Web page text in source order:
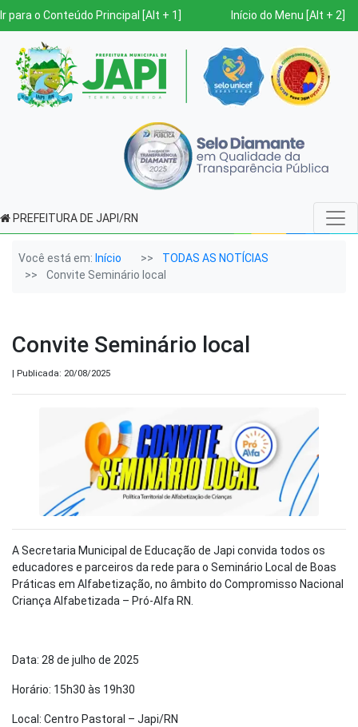
Ir para o Conteúdo Principal [Alt + 1] Início do Menu [Alt + 2]
PREFEITURA DE JAPI/RN
Você está em: Início
TODAS AS NOTÍCIAS
Convite Seminário local
Convite Seminário local
| Publicada: 20/08/2025
A Secretaria Municipal de Educação de Japi convida todos os
educadores e parceiros da rede para o Seminário Local de Boas
Práticas em Alfabetização, no âmbito do Compromisso Nacional
Criança Alfabetizada – Pró-Alfa RN.
Data: 28 de julho de 2025
Horário: 15h30 às 19h30
Local: Centro Pastoral – Japi/RN